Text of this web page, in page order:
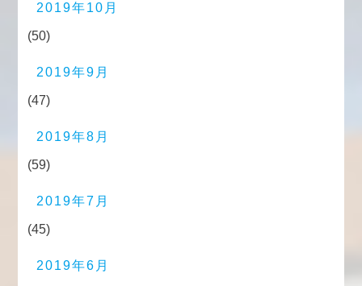
2019年10月
(50)
2019年9月
(47)
2019年8月
(59)
2019年7月
(45)
2019年6月